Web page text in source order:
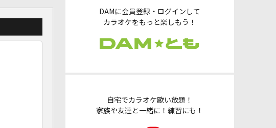
DAMに会員登録・ログインして
カラオケをもっと楽しもう！
自宅でカラオケ歌い放題！
家族や友達と一緒に！練習にも！